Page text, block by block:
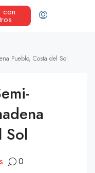
con
Pueblo, Costa del Sol
Sol
0